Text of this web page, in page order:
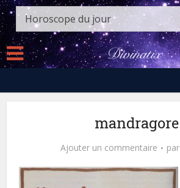
mandragore
Ajouter un commentaire par